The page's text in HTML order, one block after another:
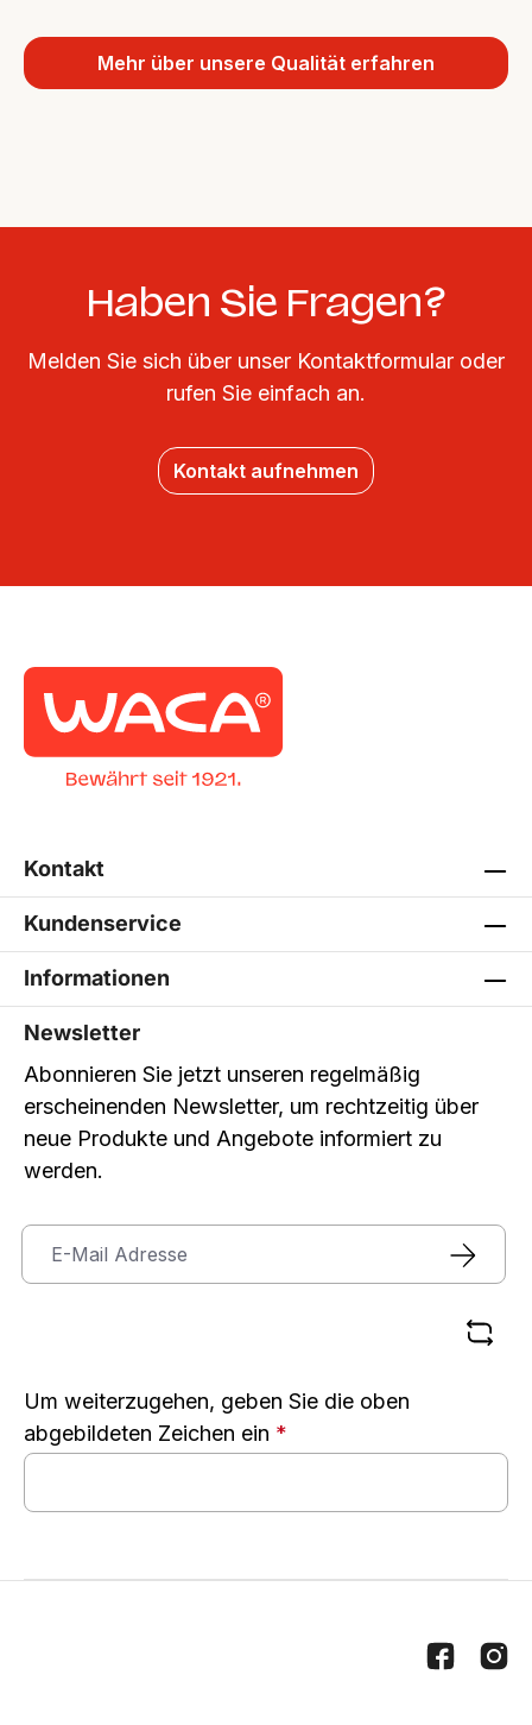
Mehr über unsere Qualität erfahren
Haben Sie Fragen?
Melden Sie sich über unser Kontaktformular oder
rufen Sie einfach an.
Kontakt aufnehmen
Kontakt
Kundenservice
Informationen
Newsletter
Abonnieren Sie jetzt unseren regelmäßig
erscheinenden Newsletter, um rechtzeitig über
neue Produkte und Angebote informiert zu
werden.
Um weiterzugehen, geben Sie die oben
abgebildeten Zeichen ein *